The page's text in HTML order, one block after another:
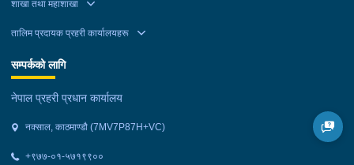
शाखा तथा महाशाखा
तालिम प्रदायक प्रहरी कार्यालयहरू
सम्पर्कको लागि
नेपाल प्रहरी प्रधान कार्यालय
नक्साल, काठमाण्डौ (7MV7P87H+VC)
+९७७-०१-५७१९९००